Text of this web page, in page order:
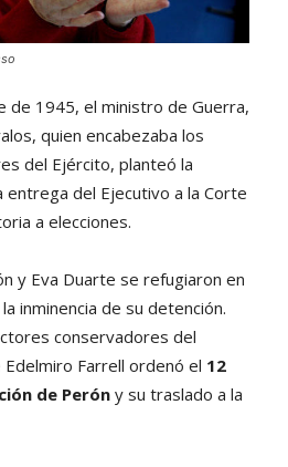
de 1945, el ministro de Guerra,
quien encabezaba los
del Ejército, planteó la
entrega del Ejecutivo a la Corte
a elecciones.
y Eva Duarte se refugiaron en
inminencia de su detención.
conservadores del
Farrell ordenó el 12
de Perón y su traslado a la